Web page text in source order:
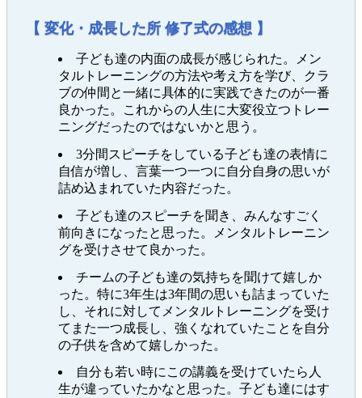
【 変化・成長した所 修了式の感想 】
子ども達の内面の成長が感じられた。メン
タルトレーニングの方法や考え方を学び、クラ
ブの仲間と一緒に具体的に実践できたのが一番
良かった。これからの人生に大変役立つトレー
ニングだったのではないかと思う。
3分間スピーチをしている子ども達の表情に
自信が増し、言葉一つ一つに自分自身の思いが
詰め込まれていた内容だった。
子ども達のスピーチを聞き、みんなすごく
前向きになったと思った。メンタルトレーニン
グを受けさせて良かった。
チームの子ども達の気持ちを聞けて嬉しか
った。特に3年生は3年間の思いも詰まっていた
し、それに対してメンタルトレーニングを受け
てまた一つ成長し、強くなれていたことを自分
の子供を含めて嬉しかった。
自分も若い時にこの講義を受けていたら人
生が違っていたかなと思った。子ども達にはす